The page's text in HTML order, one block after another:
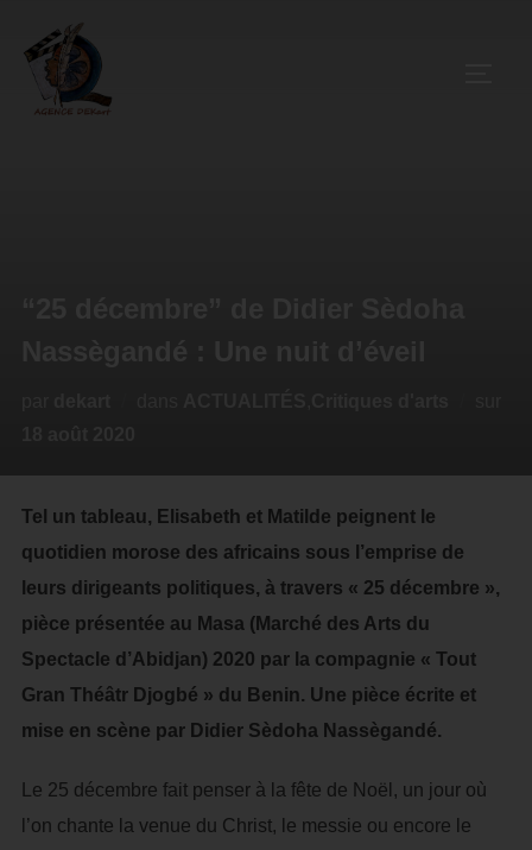
Tel un tableau, Elisabeth et Matilde peignent le
quotidien morose des africains sous l’emprise de
leurs dirigeants politiques, à travers « 25 décembre »,
pièce présentée au Masa (Marché des Arts du
Spectacle d’Abidjan) 2020 par la compagnie « Tout
Gran Théâtr Djogbé » du Benin. Une pièce écrite et
mise en scène par Didier Sèdoha Nassègandé.
Le 25 décembre fait penser à la fête de Noël, un jour où
l’on chante la venue du Christ, le messie ou encore le